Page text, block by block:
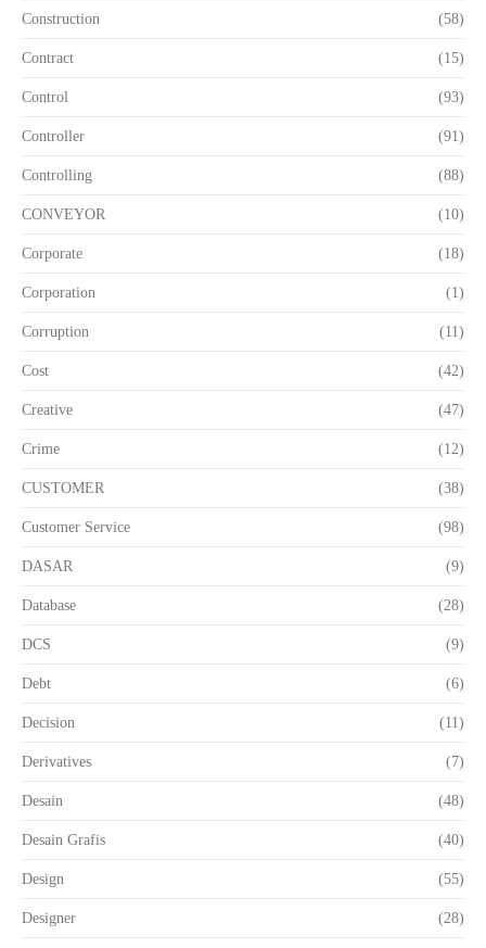
Construction (58)
Contract (15)
Control (93)
Controller (91)
Controlling (88)
CONVEYOR (10)
Corporate (18)
Corporation (1)
Corruption (11)
Cost (42)
Creative (47)
Crime (12)
CUSTOMER (38)
Customer Service (98)
DASAR (9)
Database (28)
DCS (9)
Debt (6)
Decision (11)
Derivatives (7)
Desain (48)
Desain Grafis (40)
Design (55)
Designer (28)